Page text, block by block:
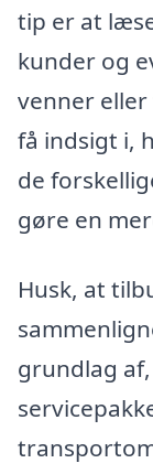
tip er at
kunder og
venner eller
få indsigt i,
de
gøre en
Husk, at
grundlag